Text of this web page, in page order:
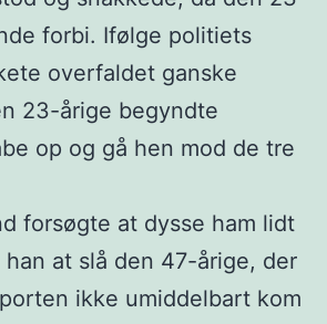
forbi. Ifølge politiets
overfaldet ganske
23-årige begyndte
op og gå hen mod de tre
forsøgte at dysse ham lidt
at slå den 47-årige, der
ikke umiddelbart kom